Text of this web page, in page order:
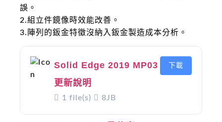
誤。
2.組立件鏡像時效能改善。
3.陣列的鈑金特徵沒納入鈑金製造成本分析。
Solid Edge 2019 MP03
更新說明
1 file(s) 8JB
下載